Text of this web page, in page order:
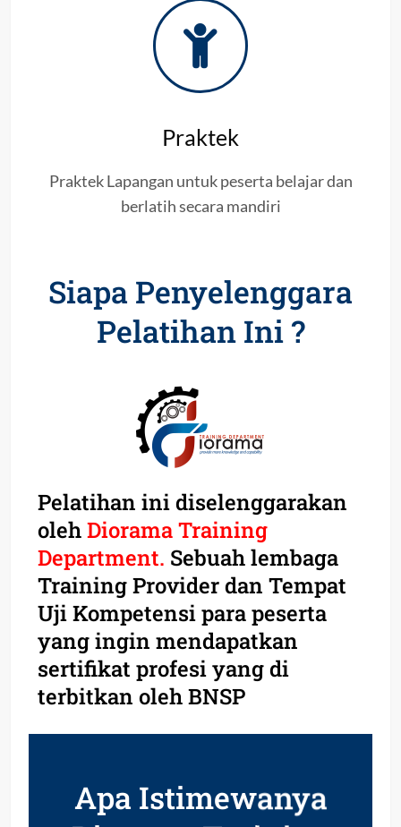
Praktek
Praktek Lapangan untuk peserta belajar dan
berlatih secara mandiri
Siapa Penyelenggara
Pelatihan Ini ?
Pelatihan ini diselenggarakan
olehDiorama Training
Department. Sebuah lembaga
Training Provider dan Tempat
Uji Kompetensi para peserta
yang ingin mendapatkan
sertifikat profesi yang di
terbitkan oleh BNSP
Apa Istimewanya